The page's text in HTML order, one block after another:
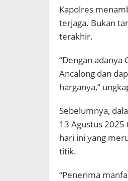
Kapolres
terjaga. Bukan
terakhir.
“Dengan adanya
Ancalong dan
harganya,”
Sebelumnya,
13 Agustus 2025
hari ini yang
titik.
“Penerima